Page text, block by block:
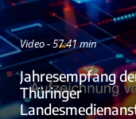
Video - 57:41 min
Jahresempfang
Thüringer